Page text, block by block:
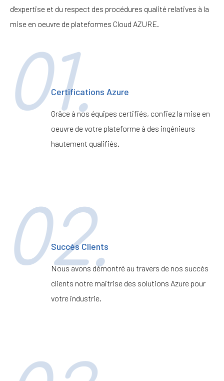
d'expertise et du respect des procédures qualité relatives à la
mise en oeuvre de plateformes Cloud AZURE.
01.Certifications Azure
Grâce à nos équipes certifiés, confiez la mise en
oeuvre de votre plateforme à des ingénieurs
hautement qualifiés.
02.
Succès Clients
Nous avons démontré au travers de nos succès
clients notre maitrise des solutions Azure pour
votre industrie.